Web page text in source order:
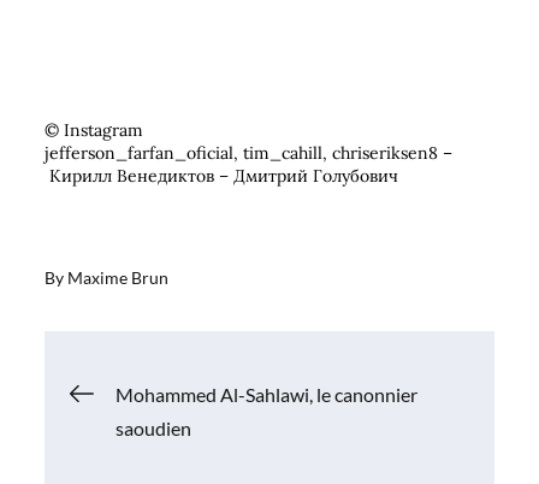
© Instagram
jefferson_farfan_oficial, tim_cahill, chriseriksen8 –
Кирилл Венедиктов – Дмитрий Голубович
By Maxime Brun
Navigation
Mohammed Al-Sahlawi, le canonnier
saoudien